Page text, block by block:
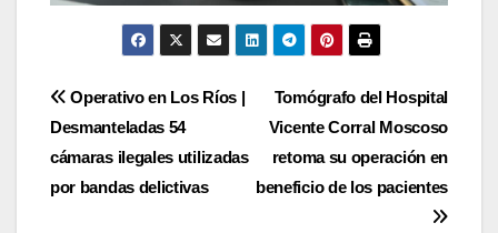
Navegación
de
entradas
Tomógrafo del Hospital
Vicente Corral Moscoso
retoma su operación en
beneficio de los pacientes
Operativo en Los Ríos |
Desmanteladas 54
cámaras ilegales utilizadas
por bandas delictivas